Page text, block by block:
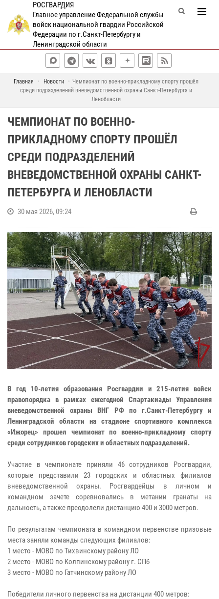
РОСГВАРДИЯ
Главное управление Федеральной службы
войск национальной гвардии Российской
Федерации по г.Санкт-Петербургу и
Ленинградской области
Главная Новости
Чемпионат по военно-прикладному спорту прошёл
среди подразделений вневедомственной охраны Санкт-Петербурга и
Ленобласти
ЧЕМПИОНАТ ПО ВОЕННО-
ПРИКЛАДНОМУ СПОРТУ ПРОШЁЛ
СРЕДИ ПОДРАЗДЕЛЕНИЙ
ВНЕВЕДОМСТВЕННОЙ ОХРАНЫ САНКТ-
ПЕТЕРБУРГА И ЛЕНОБЛАСТИ
30 мая 2026, 09:24
В год 10-летия образования Росгвардии и 215-летия войск
правопорядка в рамках ежегодной Спартакиады Управления
вневедомственной охраны ВНГ РФ по г.Санкт-Петербургу и
Ленинградской области на стадионе спортивного комплекса
«Ижорец» прошел чемпионат по военно-прикладному спорту
среди сотрудников городских и областных подразделений.
Участие в чемпионате приняли 46 сотрудников Росгвардии,
которые представили 23 городских и областных филиалов
вневедомственной охраны. Росгвардейцы в личном и
командном зачете соревновались в метании гранаты на
дальность, а также преодолели дистанцию 400 и 3000 метров.
По результатам чемпионата в командном первенстве призовые
места заняли команды следующих филиалов:
1 место - МОВО по Тихвинскому району ЛО
2 место - МОВО по Колпинскому району г. СПб
3 место - МОВО по Гатчинскому району ЛО
Победители личного первенства на дистанции 400 метров: